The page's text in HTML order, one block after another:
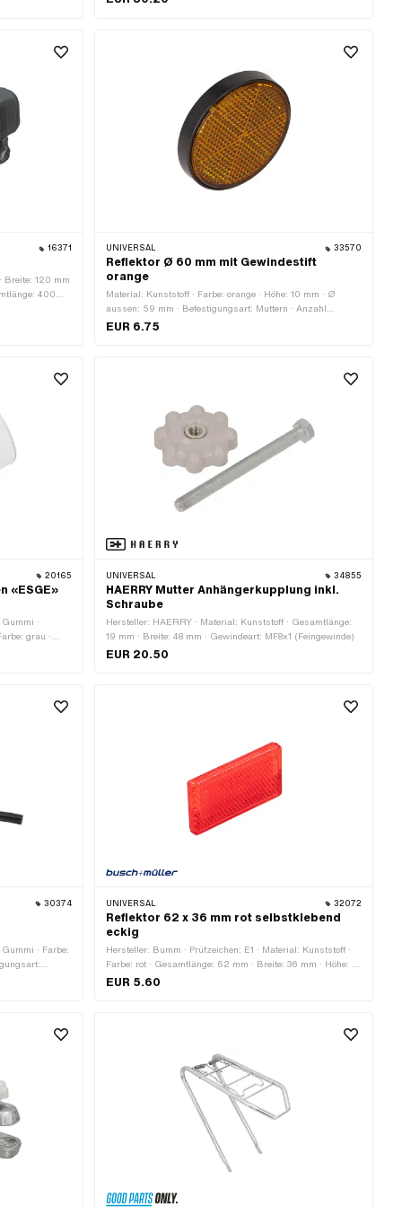
Dicke: 6 mm · Lochabstand: 56 mm · Gewindeart: MF8x1
16371
Breite: 120 mm
400
UNIVERSAL 33570
Reflektor Ø 60 mm mit Gewindestift
orange
Material: Kunststoff · Farbe: orange · Höhe: 10 mm · Ø
aussen: 59 mm · Befestigungsart: Muttern · Anzahl
Befestigungspunkte: 1 Stk.
EUR 6.75
20165
«ESGE»
·
grau ·
·
UNIVERSAL 34855
HAERRY Mutter Anhängerkupplung inkl.
Schraube
Hersteller: HAERRY · Material: Kunststoff · Gesamtlänge:
19 mm · Breite: 48 mm · Gewindeart: MF8x1 (Feingewinde)
EUR 20.50
30374
· Farbe:
Stk.
UNIVERSAL 32072
Reflektor 62 x 36 mm rot selbstklebend
eckig
Hersteller: Bumm · Prüfzeichen: E1 · Material: Kunststoff ·
Farbe: rot · Gesamtlänge: 62 mm · Breite: 36 mm · Höhe: 7
mm
EUR 5.60